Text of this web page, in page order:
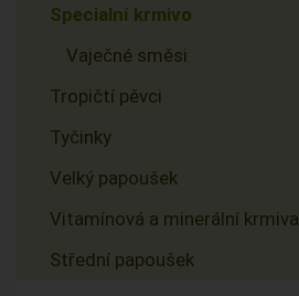
Specialní krmivo
Vaječné směsi
Tropičtí pěvci
Tyčinky
Velký papoušek
Vitamínová a minerální krmiva
Střední papoušek